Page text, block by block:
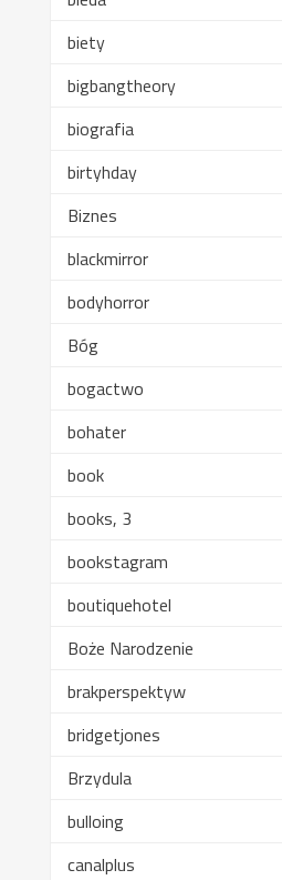
biety
bigbangtheory
biografia
birtyhday
Biznes
blackmirror
bodyhorror
Bóg
bogactwo
bohater
book
books, 3
bookstagram
boutiquehotel
Boże Narodzenie
brakperspektyw
bridgetjones
Brzydula
bulloing
canalplus